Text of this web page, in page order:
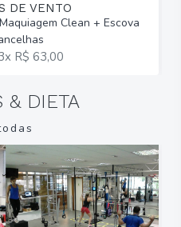
DE VENTO
Clean + Escova
R$ 63,00
& DIETA